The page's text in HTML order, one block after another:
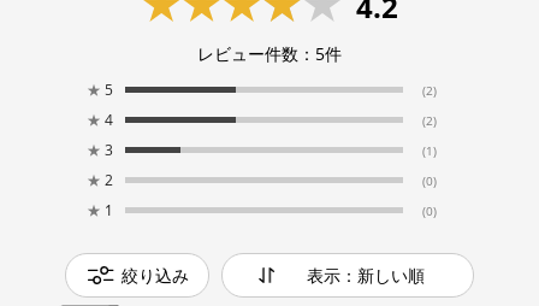
レビュー件数： 5件
★ 5 (2)
★ 4 (2)
★ 3 (1)
★ 2 (0)
★ 1 (0)
絞り込み 表示：新しい順